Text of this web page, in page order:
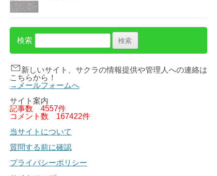
検索
新しいサイト、サクラの情報提供や管理人への連絡は
こちらから！
→メールフォームへ
サイト案内
記事数 4557件
コメント数 167422件
当サイトについて
質問する前に確認
プライバシーポリシー